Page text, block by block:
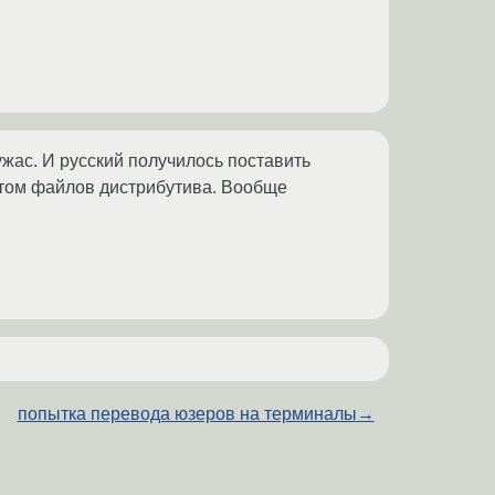
И русский получилось поставить
файлов дистрибутива. Вообще
попытка перевода юзеров на терминалы →